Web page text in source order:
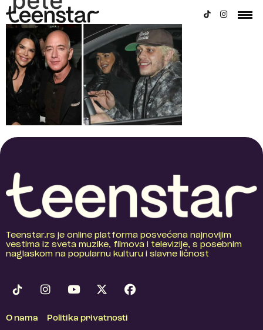
Teenstar.rs je online platforma posvećena najnovijim
vestima iz sveta muzike, filmova i televizije, s posebnim
naglaskom na popularnu kulturu i slavne ličnost
O nama Politika privatnosti